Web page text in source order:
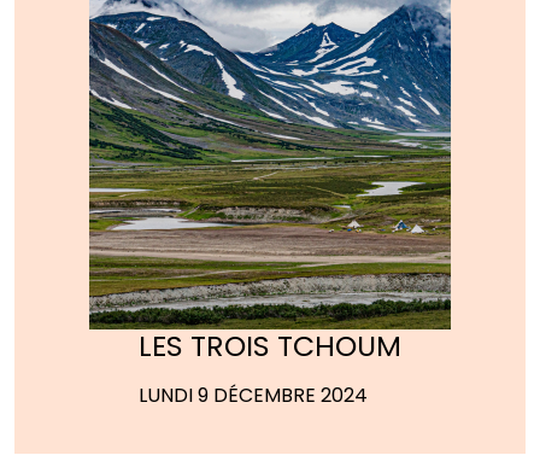
LES TROIS TCHOUM
LUNDI 9 DÉCEMBRE 2024